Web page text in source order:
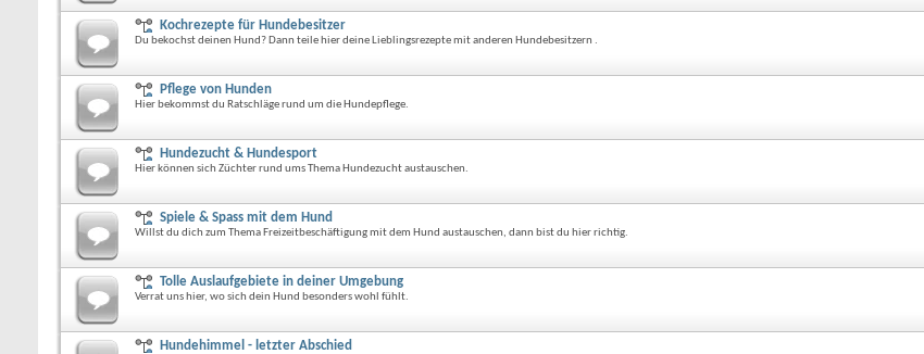
Kochrezepte für Hundebesitzer
Du bekochst deinen Hund? Dann teile hier deine Lieblingsrezepte mit anderen Hundebesitzern .
Pflege von Hunden
Hier bekommst du Ratschläge rund um die Hundepflege.
Hundezucht & Hundesport
Hier können sich Züchter rund ums Thema Hundezucht austauschen.
Spiele & Spass mit dem Hund
Willst du dich zum Thema Freizeitbeschäftigung mit dem Hund austauschen, dann bist du hier richtig.
Tolle Auslaufgebiete in deiner Umgebung
Verrat uns hier, wo sich dein Hund besonders wohl fühlt.
Hundehimmel - letzter Abschied